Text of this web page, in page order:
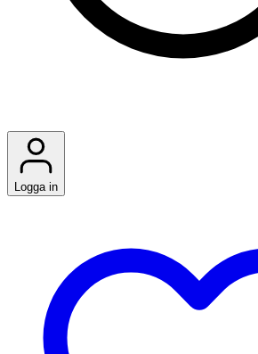
Logga in